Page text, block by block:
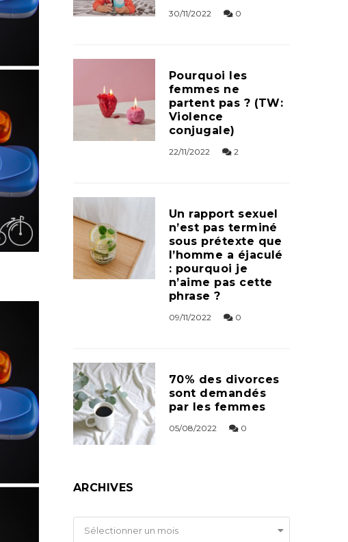
30/11/2022 0
Pourquoi les
femmes ne
partent pas ? (TW:
Violence
conjugale)
22/11/2022 2
Un rapport sexuel
n’est pas terminé
sous prétexte que
l’homme a éjaculé
: pourquoi je
n’aime pas cette
phrase ?
09/11/2022 0
70% des divorces
sont demandés
par les femmes
05/08/2022 0
ARCHIVES
Archives
Sélectionner un mois